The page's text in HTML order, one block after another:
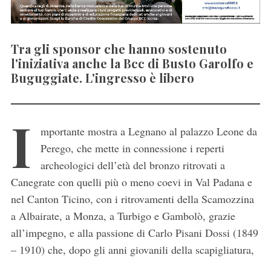
Tra gli sponsor che hanno sostenuto
l'iniziativa anche la Bcc di Busto Garolfo e
Buguggiate. L'ingresso è libero
I
mportante mostra a Legnano al palazzo Leone da
Perego, che mette in connessione i reperti
archeologici dell’età del bronzo ritrovati a
Canegrate con quelli più o meno coevi in Val Padana e
nel Canton Ticino, con i ritrovamenti della Scamozzina
a Albairate, a Monza, a Turbigo e Gambolò, grazie
all’impegno, e alla passione di Carlo Pisani Dossi (1849
– 1910) che, dopo gli anni giovanili della scapigliatura,